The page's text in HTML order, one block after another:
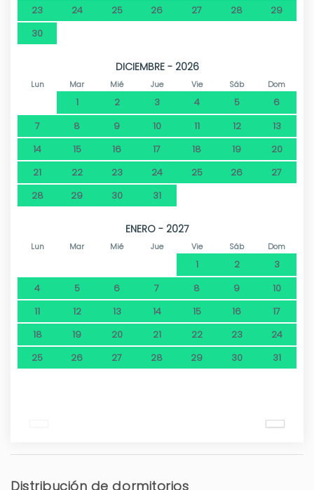
23
24 25 26 27 28
29
30
DICIEMBRE - 2026
Lun Mar Mié Jue Vie Sáb Dom
1 2 3 4 5
6
7
8 9 10 11 12
13
14
15 16 17 18 19
20
21
22 23 24 25 26
27
28
29 30 31
ENERO - 2027
Lun Mar Mié Jue Vie Sáb Dom
1 2
3
4
5 6 7 8 9
10
11
12 13 14 15 16
17
18
19 20 21 22 23
24
25
26 27 28 29 30 31
Distribución de dormitorios